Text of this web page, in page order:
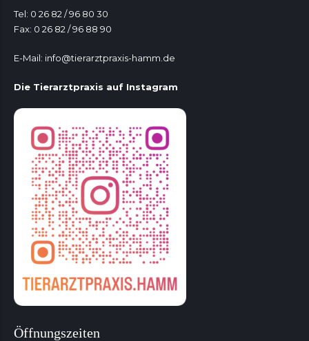
Tel: 0 26 82 / 96 80 30
Fax: 0 26 82 / 96 88 90
E-Mail: info@tierarztpraxis-hamm.de
Die Tierarztpraxis auf Instagram
Öffnungszeiten